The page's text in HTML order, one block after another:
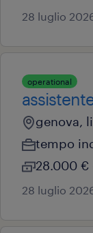
28 luglio
operational
genova,
tempo
28.000 €
28 luglio